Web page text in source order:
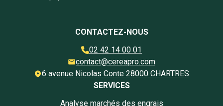
CONTACTEZ-NOUS
02 42 14 00 01
contact@cereapro.com
6 avenue Nicolas Conte 28000 CHARTRES
SERVICES
Analyse marchés des engrais